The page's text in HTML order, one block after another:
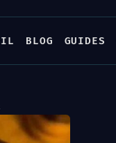
BLOG GUIDES